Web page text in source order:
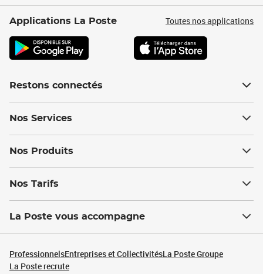
Applications La Poste Toutes nos applications
Restons connectés
Nos Services
Nos Produits
Nos Tarifs
La Poste vous accompagne
ProfessionnelsEntreprises et CollectivitésLa Poste Groupe
La Poste recrute